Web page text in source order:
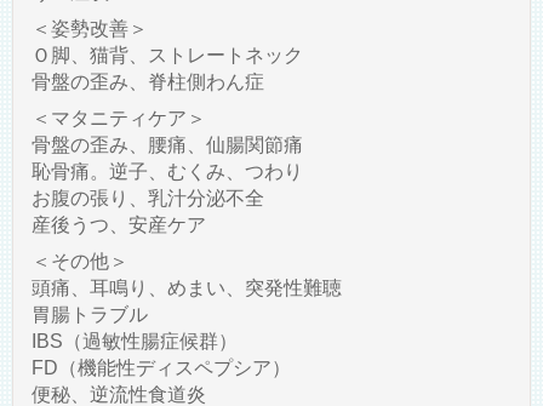
＜姿勢改善＞
Ｏ脚、猫背、ストレートネック
骨盤の歪み、脊柱側わん症
＜マタニティケア＞
骨盤の歪み、腰痛、仙腸関節痛
恥骨痛。逆子、むくみ、つわり
お腹の張り、乳汁分泌不全
産後うつ、安産ケア
＜その他＞
頭痛、耳鳴り、めまい、突発性難聴
胃腸トラブル
IBS（過敏性腸症候群）
FD（機能性ディスペプシア）
便秘、逆流性食道炎